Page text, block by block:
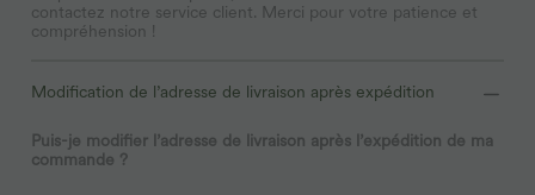
contactez notre service client. Merci pour votre patience et
compréhension !
Modification de l’adresse de livraison après expédition
Puis-je modifier l’adresse de livraison après l’expédition de ma
commande ?